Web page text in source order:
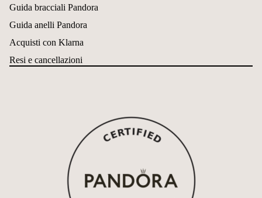
Guida bracciali Pandora
Guida anelli Pandora
Acquisti con Klarna
Resi e cancellazioni